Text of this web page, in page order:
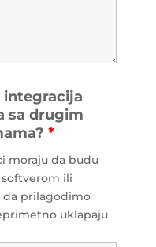
integracija
sa drugim
*
moraju da budu
ili
da prilagodimo
uklapaju